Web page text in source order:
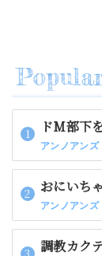
ドM部下
アンノアンズ
おにいち
アンノアンズ
調教カク